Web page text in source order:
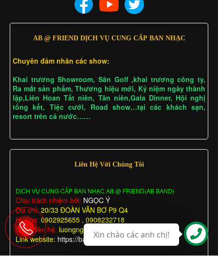
AB @ FRIEND DỊCH VỤ CUNG CẤP BAN NHẠC
Chuyên đảm nhân các show:
Khai trương Showroom, Sân Golf ,khai trương công ty,
Ra mắt sản phẩm, Thương hiệu mới, Kỷ niệm ngày thành
lập,Liên Hoan Tất niên, Tân niên,Gala Dinner, Hội nghị
tổng kết, Tiệc cưới, Road show…tại các khách sạn,
resort trên cả nước……
Liên Hệ Với Chúng Tôi
DỊCH VỤ CUNG CẤP BAN NHẠC AB @ FRIEND(AB BAND)
Chịu trách nhiệm bởi: NGỌC Ý
Địa chỉ: 20/33 ĐOÀN VĂN BƠ P9 Q4
Hotline: 0902925655 , 0908232718
Email liên hệ: luongngocy@gmail.com
Link website: https://bannhactieccuoi.com
Xin chào các anh chị!